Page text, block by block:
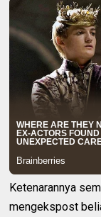
Ketenarannya
mengekspost